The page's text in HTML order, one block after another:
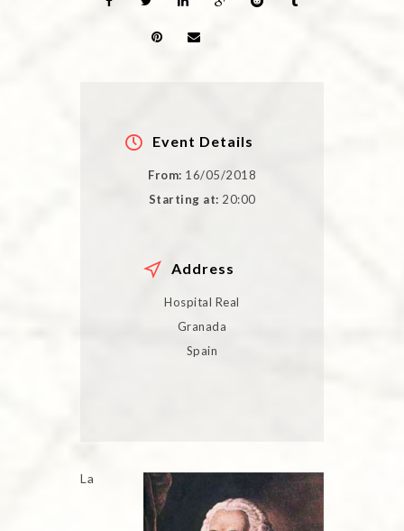
Event Details
From: 16/05/2018
Starting at: 20:00
Address
Hospital Real
Granada
Spain
La